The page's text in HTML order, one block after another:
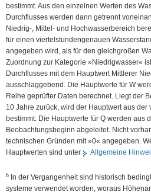
bestimmt. Aus den einzelnen Werten des
Durchflusses werden dann getrennt
Niedrig-, Mittel- und Hochwasserbereich
für einen viertelstundengenauen
angegeben wird, als für den gleichgroßen
Zuordnung zur Kategorie »Niedrigwasser«
Durchflusses mit dem Hauptwert Mittlerer
ausschlaggebend. Die Hauptwerte für W
Reihe geprüfter Daten berechnet. Liegt der
10 Jahre zurück, wird der Hauptwert aus
bestimmt. Die Hauptwerte für Q werden aus
Beobachtungsbeginn abgeleitet. Nicht
technischen Gründen mit »0« angegeben.
Hauptwerten sind unter
Allgemeine
b In der Vergangenheit sind historisch
systeme verwendet worden, woraus